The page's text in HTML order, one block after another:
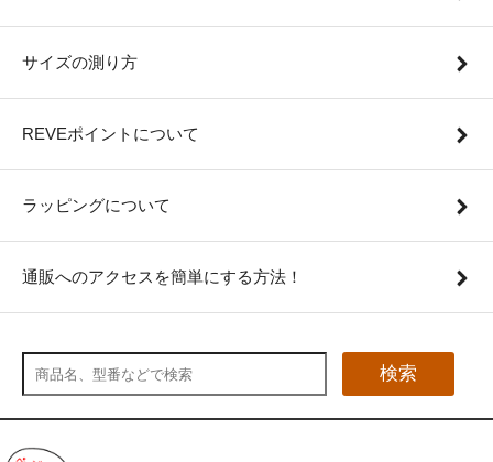
サイズの測り方
REVEポイントについて
ラッピングについて
通販へのアクセスを簡単にする方法！
検索